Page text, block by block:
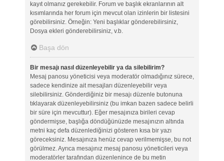
kayıt olmanız gerekebilir. Forum ve başlık ekranlarının alt
kısımlarında her forum için mevcut olan izinlerin bir listesini
görebilirsiniz. Örneğin: Yeni başlıklar gönderebilirsiniz,
Dosya ekleri gönderebilirsiniz, v.b.
Başa dön
Bir mesajı nasıl düzenleyebilir ya da silebilirim?
Mesaj panosu yöneticisi veya moderatör olmadığınız sürece,
sadece kendinize ait mesajları düzenleyebilir veya
silebilirsiniz. Gönderdiğiniz bir mesajı düzenle butonuna
tıklayarak düzenleyebilirsiniz (bu imkan bazen sadece belirli
bir süre için mevcuttur). Eğer mesajınıza birileri cevap
göndermişse, başlığa döndüğünüzde mesajınızın altında
metni kaç defa düzenlediğinizi gösteren kısa bir yazı
göreceksiniz. Mesajınıza henüz cevap verilmemişse, bu not
görülmez. Ayrıca mesajınız mesaj panosu yöneticileri veya
moderatörler tarafından düzenlenince de bu metin